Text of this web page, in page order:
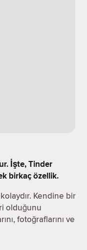
İşte, Tinder
birkaç özellik.
Kendine bir
olduğunu
fotoğraflarını ve